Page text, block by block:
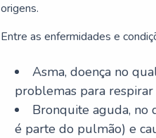
origens.
Entre as enfermidades e
Asma, doença no
problemas para
Bronquite aguda, no
é parte do pulmão) e